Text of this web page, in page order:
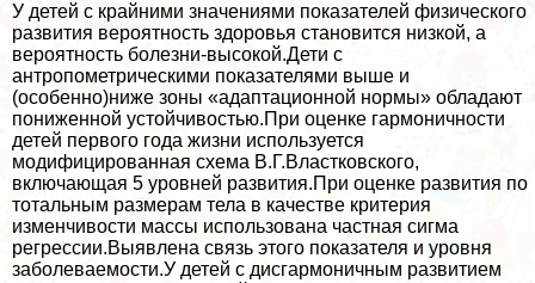
У детей с крайними значениями показателей физического
развития вероятность здоровья становится низкой, а
вероятность болезни-высокой.Дети с
антропометрическими показателями выше и
(особенно)ниже зоны «адаптационной нормы» обладают
пониженной устойчивостью.При оценке гармоничности
детей первого года жизни используется
модифицированная схема В.Г.Властковского,
включающая 5 уровней развития.При оценке развития по
тотальным размерам тела в качестве критерия
изменчивости массы использована частная сигма
регрессии.Выявлена связь этого показателя и уровня
заболеваемости.У детей с дисгармоничным развитием